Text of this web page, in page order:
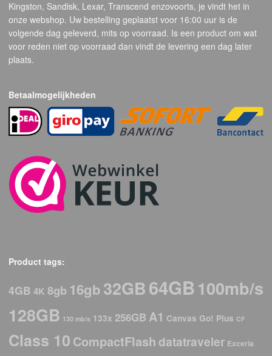
Kingston, Sandisk, Lexar, Transcend enzovoorts, je vindt het in
onze webshop. Uw bestelling geplaatst voor 16:00 uur is de
volgende dag geleverd, mits op voorraad. Is een product om wat
voor reden niet op voorraad dan vindt de levering een dag later
plaats.
Betaalmogelijkheden
Product tags:
4GB 4K 8gb16gb32GB64GB100mb/s
128GB 130 mb/s 133x 256GB A1 Canvas Go! Plus CF
Class 10 CompactFlash datatraveler Exceria